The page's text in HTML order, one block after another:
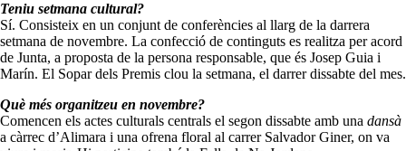
Teniu setmana cultural?
Sí. Consisteix en un conjunt de conferències al llarg de la darrera
setmana de novembre. La confecció de continguts es realitza per acord
de Junta, a proposta de la persona responsable, que és Josep Guia i
Marín. El Sopar dels Premis clou la setmana, el darrer dissabte del mes.
Què més organitzeu en novembre?
Comencen els actes culturals centrals el segon dissabte amb una dansà
a càrrec d’Alimara i una ofrena floral al carrer Salvador Giner, on va